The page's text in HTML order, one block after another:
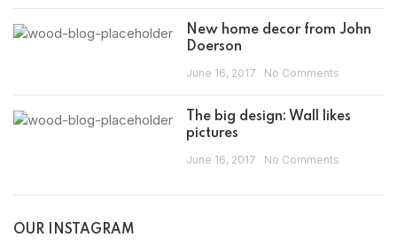
New home decor from John
Doerson
June 16, 2017 No Comments
The big design: Wall likes
pictures
June 16, 2017 No Comments
OUR INSTAGRAM